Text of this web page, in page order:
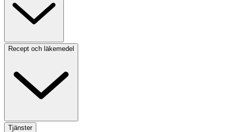
Recept och läkemedel
Tjänster